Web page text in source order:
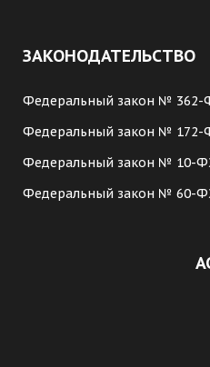
ЗАКОНОДАТЕЛЬСТВО
Федеральный закон № 362-
Федеральный закон № 172-
Федеральный закон № 10-
Федеральный закон № 60-